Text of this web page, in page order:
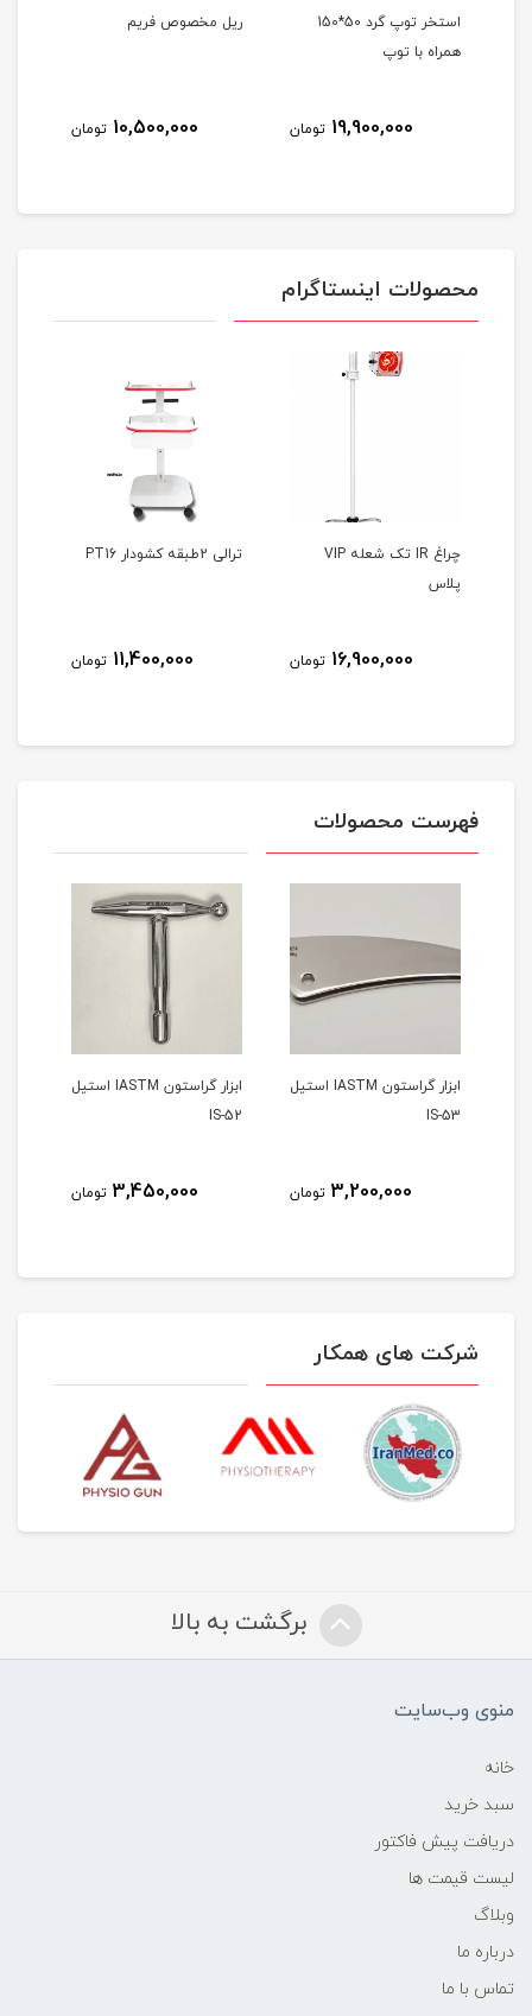
استخر توپ گرد 50*150
همراه با توپ
19,900,000 تومان
ریل مخصوص فریم
10,500,000 تومان
محصولات اینستاگرام
چراغ IR تک شعله VIP
پلاس
16,900,000 تومان
ترالی 2طبقه کشودار PT16
11,400,000 تومان
فهرست محصولات
ابزار گراستون IASTM استیل
IS-53
3,200,000 تومان
ابزار گراستون IASTM استیل
IS-52
3,450,000 تومان
شرکت های همکار
برگشت به بالا
منوی وب‌سایت
خانه
سبد خرید
دریافت پیش فاکتور
لیست قیمت ها
وبلاگ
درباره ما
تماس با ما